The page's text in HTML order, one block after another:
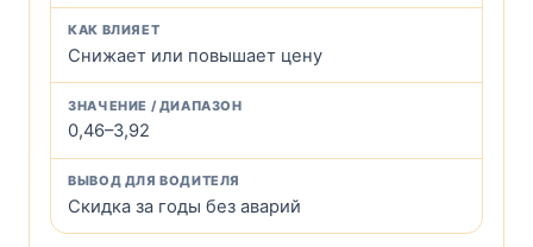
Снижает или повышает цену
0,46–3,92
Скидка за годы без аварий